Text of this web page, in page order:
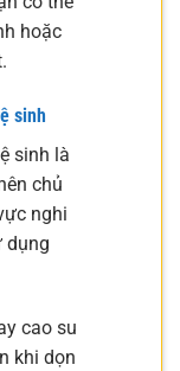
hoặc
sinh
sinh là
chủ
nghi
dụng
cao su
khi dọn